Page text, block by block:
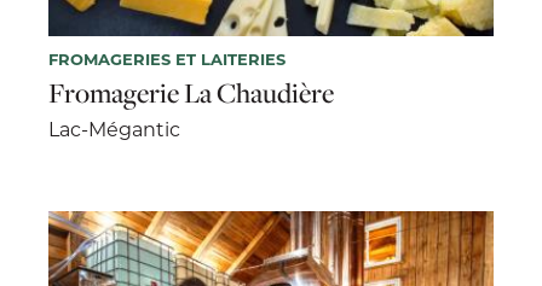
FROMAGERIES ET LAITERIES
Fromagerie La Chaudière
Lac-Mégantic